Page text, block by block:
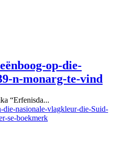
op-die-
n-monarg-te-vind
“Erfenisda...